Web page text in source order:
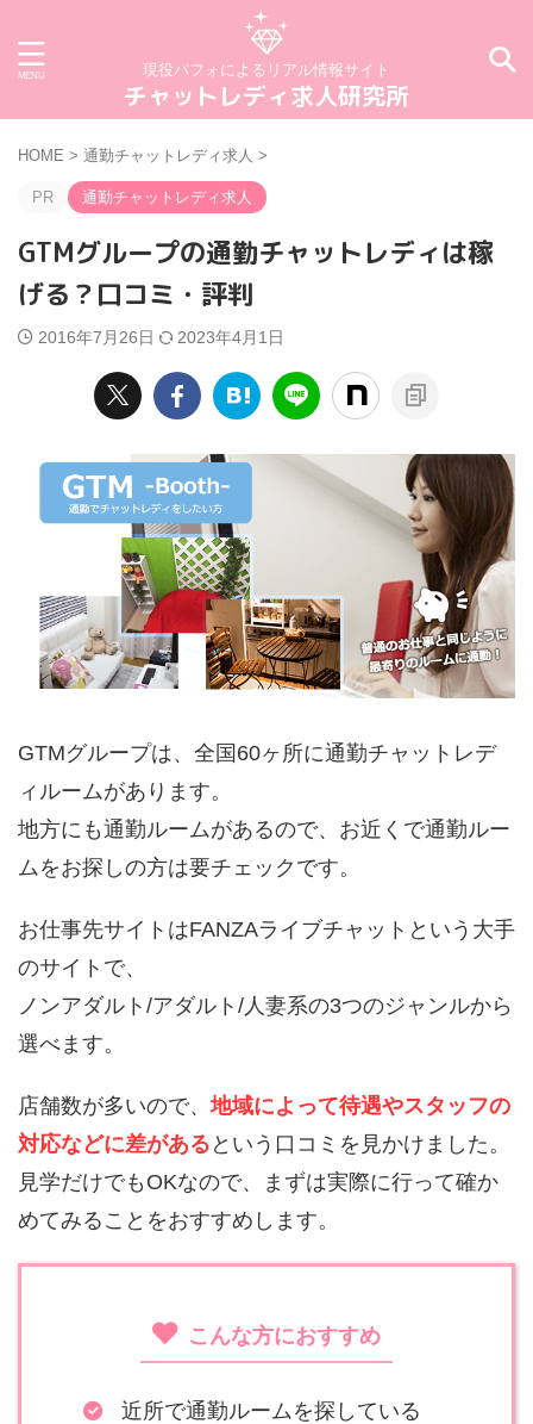
現役パフォによるリアル情報サイト
チャットレディ求人研究所
HOME > 通勤チャットレディ求人 >
PR 通勤チャットレディ求人
GTMグループの通勤チャットレディは稼
げる？口コミ・評判
2016年7月26日 2023年4月1日
GTMグループは、全国60ヶ所に通勤チャットレデ
ィルームがあります。
地方にも通勤ルームがあるので、お近くで通勤ルー
ムをお探しの方は要チェックです。
お仕事先サイトはFANZAライブチャットという大手
のサイトで、
ノンアダルト/アダルト/人妻系の3つのジャンルから
選べます。
店舗数が多いので、地域によって待遇やスタッフの
対応などに差がある という口コミを見かけました。
見学だけでもOKなので、まずは実際に行って確か
めてみることをおすすめします。
こんな方におすすめ
近所で通勤ルームを探している